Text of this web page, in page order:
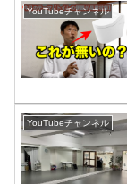
YouTubeチャンネル
YouTubeチャンネル